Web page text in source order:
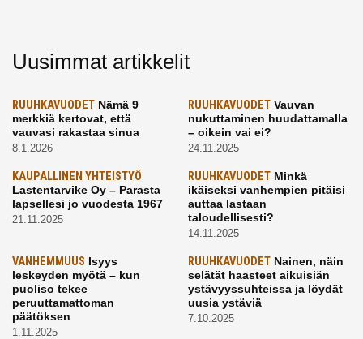
Uusimmat artikkelit
RUUHKAVUODET Nämä 9
merkkiä kertovat, että
vauvasi rakastaa sinua
8.1.2026
RUUHKAVUODETVauvan
nukuttaminen huudattamalla
– oikein vai ei?
24.11.2025
KAUPALLINEN YHTEISTYÖ
Lastentarvike Oy – Parasta
lapsellesi jo vuodesta 1967
21.11.2025
RUUHKAVUODETMinkä
ikäiseksi vanhempien pitäisi
auttaa lastaan
taloudellisesti?
14.11.2025
VANHEMMUUS Isyys
leskeyden myötä – kun
puoliso tekee
peruuttamattoman
päätöksen
1.11.2025
RUUHKAVUODETNainen, näin
selätät haasteet aikuisiän
ystävyyssuhteissa ja löydät
uusia ystäviä
7.10.2025